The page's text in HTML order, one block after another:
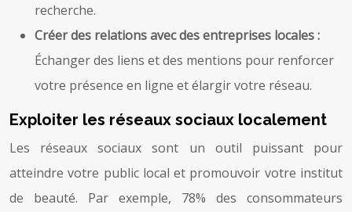
recherche.
Créer des relations avec des entreprises locales :
Échanger des liens et des mentions pour renforcer
votre présence en ligne et élargir votre réseau.
Exploiter les réseaux sociaux localement
Les réseaux sociaux sont un outil puissant pour
atteindre votre public local et promouvoir votre institut
de beauté. Par exemple, 78% des consommateurs